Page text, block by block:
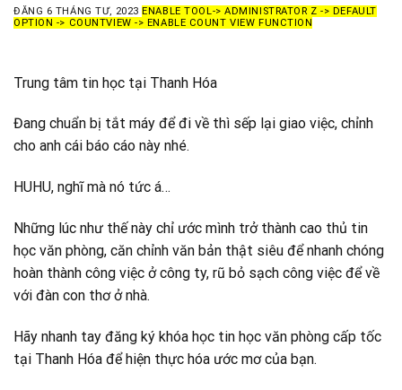
ĐĂNG 6 THÁNG TƯ, 2023 ENABLE TOOL-> ADMINISTRATOR Z -> DEFAULT
OPTION -> COUNTVIEW -> ENABLE COUNT VIEW FUNCTION
Trung tâm tin học tại Thanh Hóa
Đang chuẩn bị tắt máy để đi về thì sếp lại giao việc, chỉnh
cho anh cái báo cáo này nhé.
HUHU, nghĩ mà nó tức á…
Những lúc như thế này chỉ ước mình trở thành cao thủ tin
học văn phòng, căn chỉnh văn bản thật siêu để nhanh chóng
hoàn thành công việc ở công ty, rũ bỏ sạch công việc để về
với đàn con thơ ở nhà.
Hãy nhanh tay đăng ký khóa học tin học văn phòng cấp tốc
tại Thanh Hóa để hiện thực hóa ước mơ của bạn.